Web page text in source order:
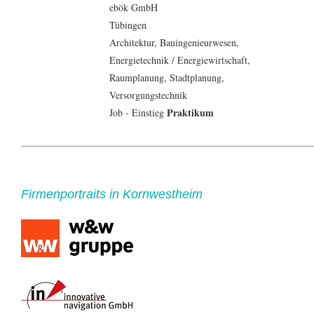
ebök GmbH
Tübingen
Architektur, Bauingenieurwesen,
Energietechnik / Energiewirtschaft,
Raumplanung, Stadtplanung,
Versorgungstechnik
Job - Einstieg Praktikum
Firmenportraits in Kornwestheim